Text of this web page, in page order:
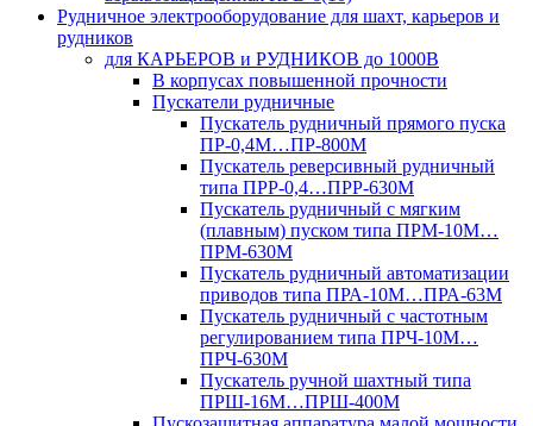
Рудничное электрооборудование для шахт, карьеров и
рудников
для КАРЬЕРОВ и РУДНИКОВ до 1000В
В корпусах повышенной прочности
Пускатели рудничные
Пускатель рудничный прямого пуска
ПР-0,4М…ПР-800М
Пускатель реверсивный рудничный
типа ПРР-0,4…ПРР-630М
Пускатель рудничный с мягким
(плавным) пуском типа ПРМ-10М…
ПРМ-630М
Пускатель рудничный автоматизации
приводов типа ПРА-10М…ПРА-63М
Пускатель рудничный с частотным
регулированием типа ПРЧ-10М…
ПРЧ-630М
Пускатель ручной шахтный типа
ПРШ-16М…ПРШ-400М